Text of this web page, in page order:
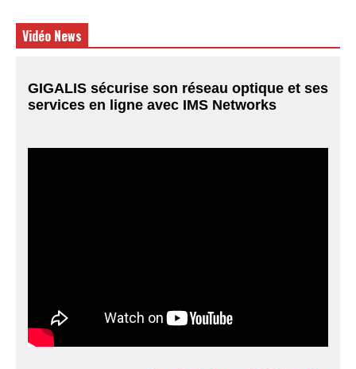
Vidéo News
GIGALIS sécurise son réseau optique et ses
services en ligne avec IMS Networks